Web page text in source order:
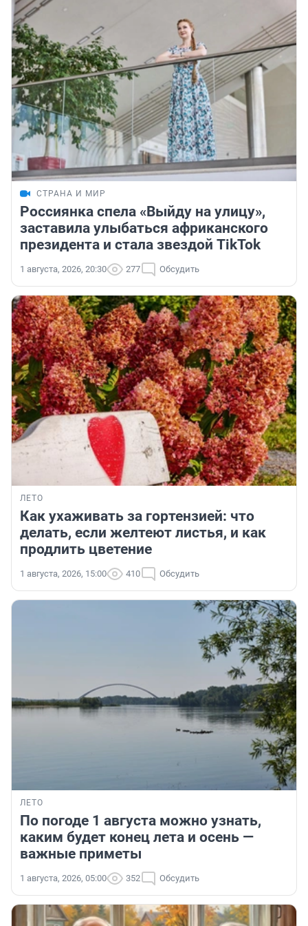
СТРАНА И МИР
Россиянка спела «Выйду на улицу»,
заставила улыбаться африканского
президента и стала звездой TikTok
1 августа, 2026, 20:30 277 Обсудить
ЛЕТО
Как ухаживать за гортензией: что
делать, если желтеют листья, и как
продлить цветение
1 августа, 2026, 15:00 410 Обсудить
ЛЕТО
По погоде 1 августа можно узнать,
каким будет конец лета и осень —
важные приметы
1 августа, 2026, 05:00 352 Обсудить